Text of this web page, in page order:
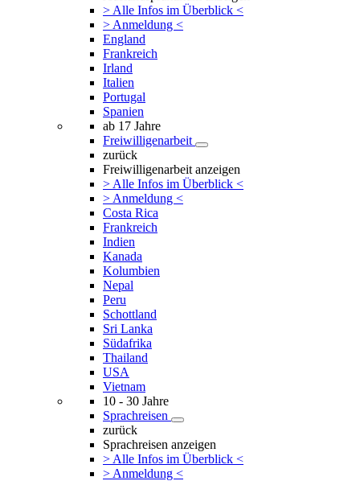
> Alle Infos im Überblick <
> Anmeldung <
England
Frankreich
Irland
Italien
Portugal
Spanien
ab 17 Jahre
Freiwilligenarbeit
zurück
Freiwilligenarbeit anzeigen
> Alle Infos im Überblick <
> Anmeldung <
Costa Rica
Frankreich
Indien
Kanada
Kolumbien
Nepal
Peru
Schottland
Sri Lanka
Südafrika
Thailand
USA
Vietnam
10 - 30 Jahre
Sprachreisen
zurück
Sprachreisen anzeigen
> Alle Infos im Überblick <
> Anmeldung <